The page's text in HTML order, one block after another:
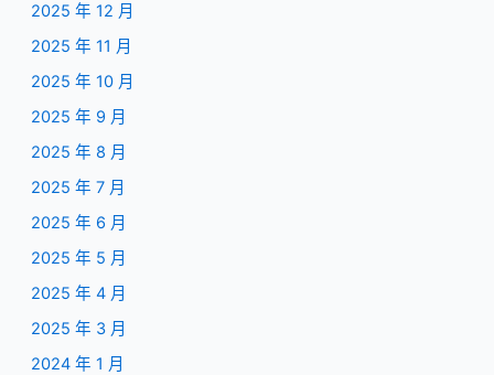
2025 年 12 月
2025 年 11 月
2025 年 10 月
2025 年 9 月
2025 年 8 月
2025 年 7 月
2025 年 6 月
2025 年 5 月
2025 年 4 月
2025 年 3 月
2024 年 1 月